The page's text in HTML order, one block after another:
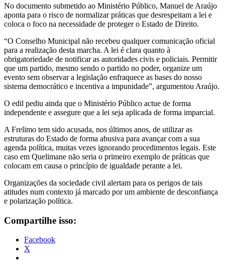
No documento submetido ao Ministério Público, Manuel de Araújo
aponta para o risco de normalizar práticas que desrespeitam a lei e
coloca o foco na necessidade de proteger o Estado de Direito.
“O Conselho Municipal não recebeu qualquer comunicação oficial
para a realização desta marcha. A lei é clara quanto à
obrigatoriedade de notificar as autoridades civis e policiais. Permitir
que um partido, mesmo sendo o partido no poder, organize um
evento sem observar a legislação enfraquece as bases do nosso
sistema democrático e incentiva a impunidade”, argumentou Araújo.
O edil pediu ainda que o Ministério Público actue de forma
independente e assegure que a lei seja aplicada de forma imparcial.
A Frelimo tem sido acusada, nos últimos anos, de utilizar as
estruturas do Estado de forma abusiva para avançar com a sua
agenda política, muitas vezes ignorando procedimentos legais. Este
caso em Quelimane não seria o primeiro exemplo de práticas que
colocam em causa o princípio de igualdade perante a lei.
Organizações da sociedade civil alertam para os perigos de tais
atitudes num contexto já marcado por um ambiente de desconfiança
e polarização política.
Compartilhe isso:
Facebook
X